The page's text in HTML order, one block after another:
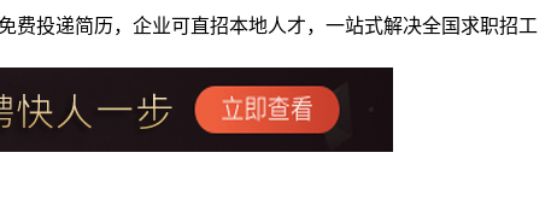
费投递简历，企业可直招本地人才，一站式解决全国求职招工